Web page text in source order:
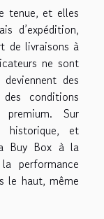
tenue, et elles
d’expédition,
de livraisons à
ne sont
des
conditions
premium. Sur
et
Buy Box à la
performance
le haut, même